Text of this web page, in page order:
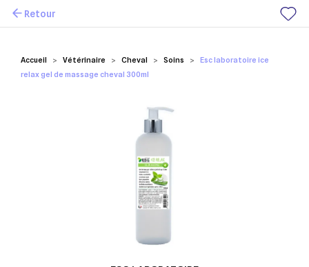
Mes favoris
Accueil Vétérinaire Cheval Soins
Esc laboratoire ice
relax gel de massage cheval 300ml
Retour